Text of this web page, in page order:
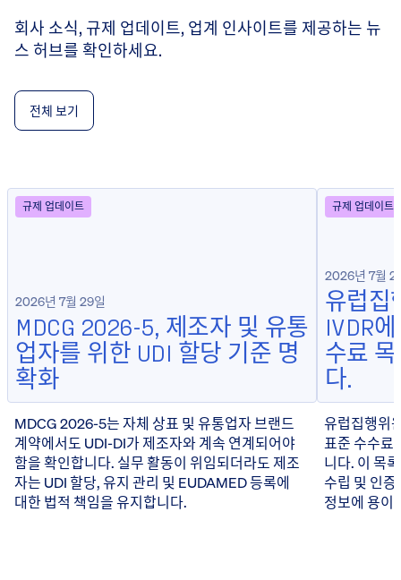
회사 소식, 규제 업데이트, 업계 인사이트를 제공하는 뉴
스 허브를 확인하세요.
전체 보기
규제 업데이트
2026년 7월 29일
MDCG 2026-5, 제조자 및 유통
업자를 위한 UDI 할당 기준 명
확화
MDCG 2026-5는 자체 상표 및 유통업자 브랜드
계약에서도 UDI-DI가 제조자와 계속 연계되어야
함을 확인합니다. 실무 활동이 위임되더라도 제조
자는 UDI 할당, 유지 관리 및 EUDAMED 등록에
대한 법적 책임을 유지합니다.
규제 업데이트
2026년 7월
유럽집
IVDR
수료
다.
유럽집행위
표준 수수료
니다. 이 목
수립 및 인
정보에 용이